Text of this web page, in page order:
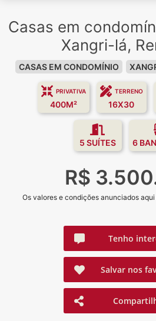
Casas em
Xangri-lá,
CASAS EM CONDOMÍNIO
PRIVATIVA
400M²
TERRENO
16X30
5 SUÍTES 6
R$
Os valores e condições anunciados
Tenho
Salvar nos